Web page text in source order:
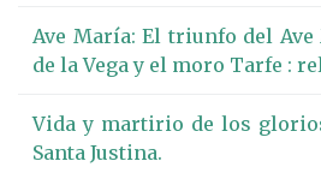
Ave María: El triunfo del Ave
de la Vega y el moro Tarfe :
Vida y martirio de los
Santa Justina.